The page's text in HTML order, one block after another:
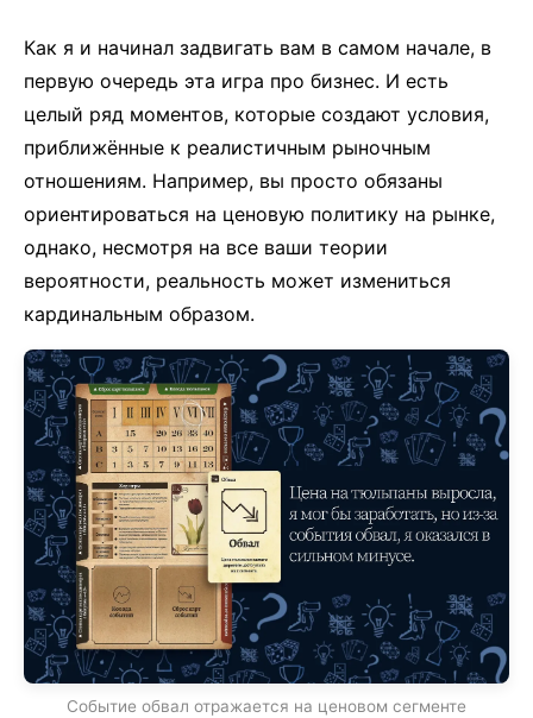
Как я и начинал задвигать вам в самом начале, в
первую очередь эта игра про бизнес. И есть
целый ряд моментов, которые создают условия,
приближённые к реалистичным рыночным
отношениям. Например, вы просто обязаны
ориентироваться на ценовую политику на рынке,
однако, несмотря на все ваши теории
вероятности, реальность может измениться
кардинальным образом.
Событие обвал отражается на ценовом сегменте